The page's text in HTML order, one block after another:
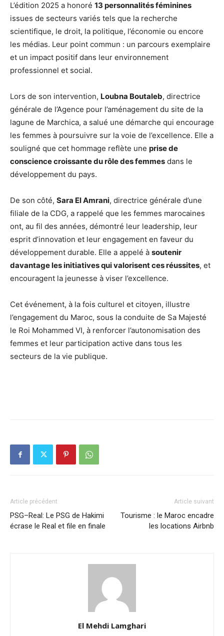
L’édition 2025 a honoré 13 personnalités féminines
issues de secteurs variés tels que la recherche
scientifique, le droit, la politique, l’économie ou encore
les médias. Leur point commun : un parcours exemplaire
et un impact positif dans leur environnement
professionnel et social.
Lors de son intervention, Loubna Boutaleb, directrice
générale de l’Agence pour l’aménagement du site de la
lagune de Marchica, a salué une démarche qui encourage
les femmes à poursuivre sur la voie de l’excellence. Elle a
souligné que cet hommage reflète une prise de
conscience croissante du rôle des femmes dans le
développement du pays.
De son côté, Sara El Amrani, directrice générale d’une
filiale de la CDG, a rappelé que les femmes marocaines
ont, au fil des années, démontré leur leadership, leur
esprit d’innovation et leur engagement en faveur du
développement durable. Elle a appelé à soutenir
davantage les initiatives qui valorisent ces réussites, et
encouragent la jeunesse à viser l’excellence.
Cet événement, à la fois culturel et citoyen, illustre
l’engagement du Maroc, sous la conduite de Sa Majesté
le Roi Mohammed VI, à renforcer l’autonomisation des
femmes et leur participation active dans tous les
secteurs de la vie publique.
Article précédent
PSG–Real: Le PSG de Hakimi
écrase le Real et file en finale
Article suivant
Tourisme : le Maroc encadre
les locations Airbnb
El Mehdi Lamghari